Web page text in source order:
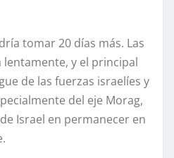
tomar 20 días más. Las
lentamente, y el principal
de las fuerzas israelíes y
del eje Morag,
Israel en permanecer en